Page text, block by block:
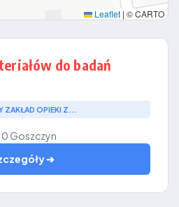
Leaflet | © CARTO
do badań
ZAKŁAD OPIEKI Z...
Goszczyn
➔